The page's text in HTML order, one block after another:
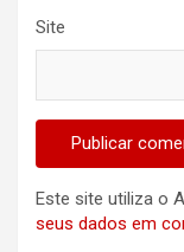
Site
Este site utiliza o
seus dados em